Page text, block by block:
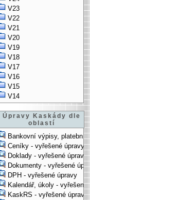
V23
V22
V21
V20
V19
V18
V17
V16
V15
V14
Úpravy Kaskády dle
oblastí
Bankovní výpisy, platební příkazy - vyřešené úpravy
Ceníky - vyřešené úpravy
Doklady - vyřešené úpravy
Dokumenty - vyřešené úpravy
DPH - vyřešené úpravy
Kalendář, úkoly - vyřešené úpravy
KaskRS - vyřešené úpravy